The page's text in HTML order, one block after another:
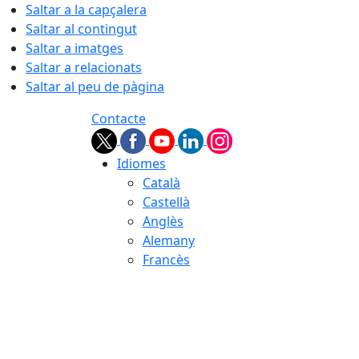
Saltar a la capçalera
Saltar al contingut
Saltar a imatges
Saltar a relacionats
Saltar al peu de pàgina
Contacte
Idiomes
Català
Castellà
Anglès
Alemany
Francès